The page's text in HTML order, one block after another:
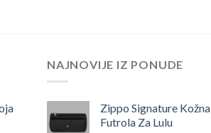
NAJNOVIJE IZ PONUDE
Zippo Signature Kožna
Futrola Za Lulu